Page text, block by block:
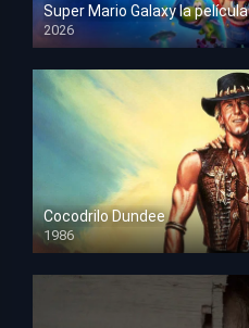
Super Mario Galaxy la película
2026
HD 1080p
Cocodrilo Dundee
1986
HD 1080p